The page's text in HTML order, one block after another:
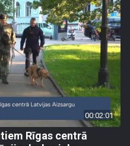
00:02:01
Rīgas centrā